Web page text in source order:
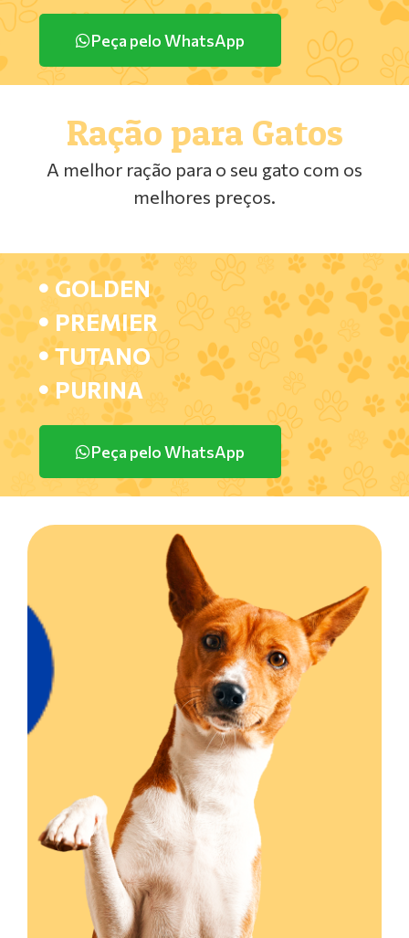
Peça pelo WhatsApp
Ração para Gatos
A melhor ração para o seu gato com os
melhores preços.
GOLDEN
PREMIER
TUTANO
PURINA
Peça pelo WhatsApp